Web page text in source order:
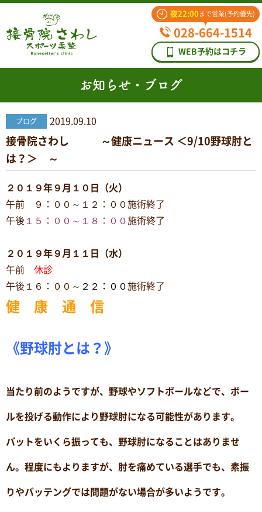
夜22:00 まで営業(予約優先)
028-664-1514
WEB予約はコチラ
お知らせ・ブログ
ブログ 2019.09.10
接骨院さわし ～健康ニュース ＜9/10野球肘と
は？＞ ～
２０１９年９月１０日（火）
午前 ９：００～１２：００施術終了
午後 １５：００～１８：００施術終了
２０１９年９月１１日（水）
午前 休診
午後１６：００～ ２２：００施術終了
健 康 通 信
《野球肘とは？》
当たり前のようですが、野球やソフトボールなどで、ボー
ルを投げる動作により野球肘になる可能性があります。
バットをいくら振っても、野球肘になることはありませ
ん。程度にもよりますが、肘を痛めている選手でも、素振
りやバッテングでは問題がない場合が多いようです。